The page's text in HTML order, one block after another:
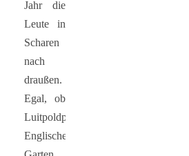
Jahr die
Leute in
Scharen
nach
draußen.
Egal, ob
Luitpoldpark,
Englischer